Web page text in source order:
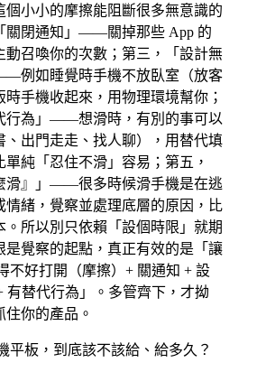
個小小的摩擦能阻斷很多無意識的
關閉通知」——關掉那些 App 的
動召喚你的次數；第三，「設計無
例如睡覺時手機不放臥室（放客
時手機收起來，用物理環境幫你；
行為」——想滑時，有別的事可以
、出門走走、找人聊），用替代填
純「忍住不滑」容易；第五，
滑』」——很多時候滑手機是在逃
情緒，覺察並處理底層的原因，比
。所以別只依賴「設個時限」就期
覺察的起點，真正有效的是「讓
不好打開（摩擦）+ 關通知 + 設
有替代行為」。多管齊下，才拗
你的產品。
平板，到底該不該給、給多久？